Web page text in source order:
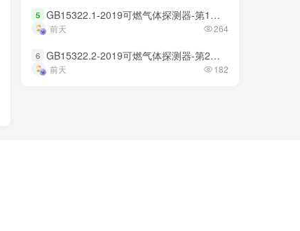
5 GB15322.1-2019可燃气体探测器-第1部分
前天 264
6 GB15322.2-2019可燃气体探测器-第2部分
前天 182
5 GB15322.1-2019可燃气体探测器-第1部分
前天 264
6 GB15322.2-2019可燃气体探测器-第2部分
前天 182